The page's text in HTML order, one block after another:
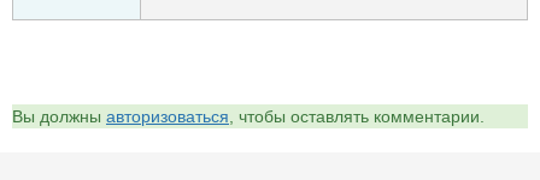
Вы должны авторизоваться , чтобы оставлять комментарии.